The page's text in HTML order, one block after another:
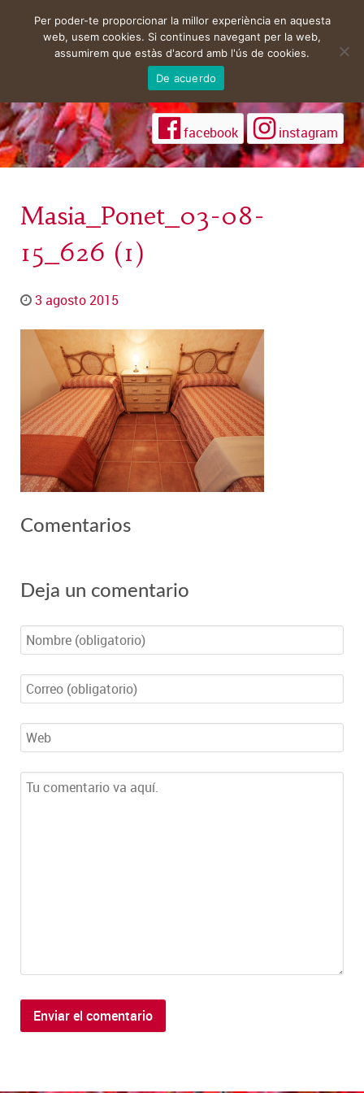
facebook instagram
Masia_Ponet_03-08-
15_626 (1)
3 agosto 2015
Comentarios
Deja un comentario
Per poder-te proporcionar la millor experiència en aquesta
web, usem cookies. Si continues navegant per la web,
assumirem que estàs d'acord amb l'ús de cookies.
De acuerdo